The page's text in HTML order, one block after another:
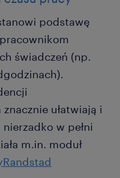
podstawę
świadczeń (np.
ułatwiają i
w pełni
m.in. moduł